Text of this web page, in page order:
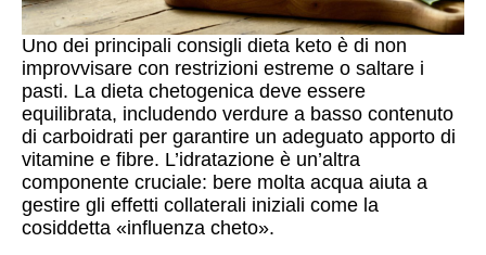
Uno dei principali consigli dieta keto è di non
improvvisare con restrizioni estreme o saltare i
pasti. La dieta chetogenica deve essere
equilibrata, includendo verdure a basso contenuto
di carboidrati per garantire un adeguato apporto di
vitamine e fibre. L’idratazione è un’altra
componente cruciale: bere molta acqua aiuta a
gestire gli effetti collaterali iniziali come la
cosiddetta «influenza cheto».